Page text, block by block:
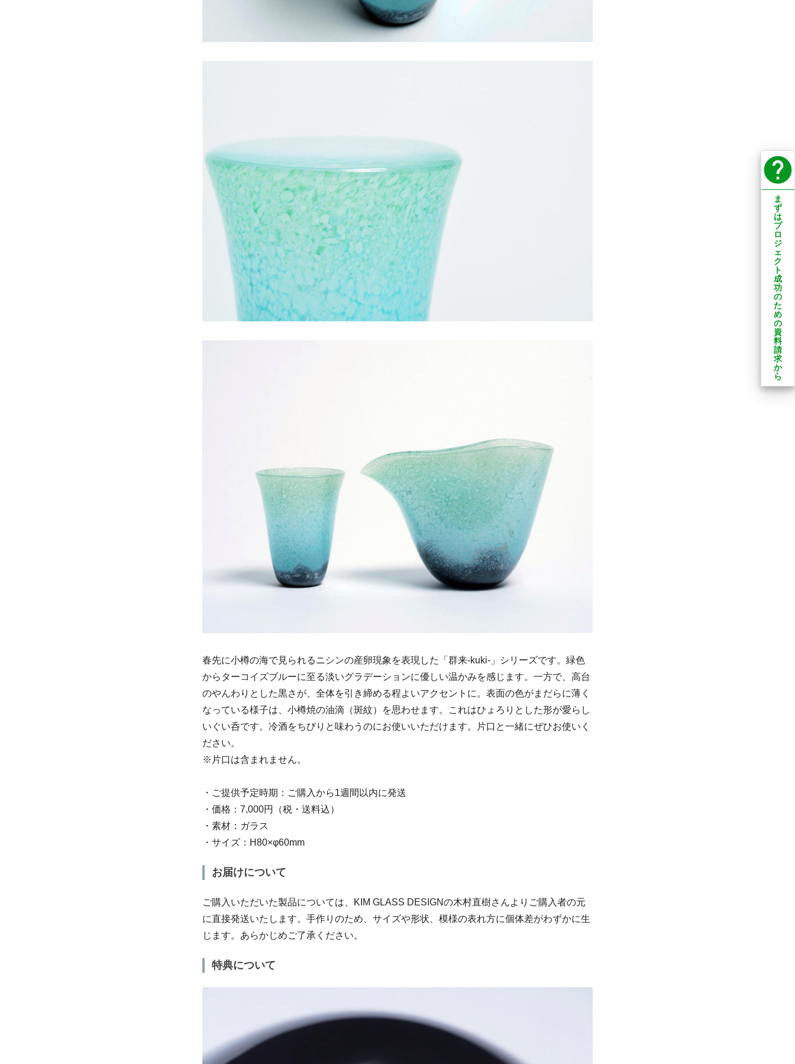
春先に小樽の海で見られるニシンの産卵現象を表現した「群来-kuki-」シリーズです。緑色
からターコイズブルーに至る淡いグラデーションに優しい温かみを感じます。一方で、高台
のやんわりとした黒さが、全体を引き締める程よいアクセントに。表面の色がまだらに薄く
なっている様子は、小樽焼の油滴（斑紋）を思わせます。これはひょろりとした形が愛らし
いぐい呑です。冷酒をちびりと味わうのにお使いいただけます。片口と一緒にぜひお使いく
ださい。
※片口は含まれません。
・ご提供予定時期：ご購入から1週間以内に発送
・価格：7,000円（税・送料込）
・素材：ガラス
・サイズ：H80×φ60mm
お届けについて
ご購入いただいた製品については、KIM GLASS DESIGNの木村直樹さんよりご購入者の元
に直接発送いたします。手作りのため、サイズや形状、模様の表れ方に個体差がわずかに生
じます。あらかじめご了承ください。
特典について
help
ま
ず
は
プ
ロ
ジ
ェ
ク
ト
成
功
の
た
め
の
資
料
請
求
か
ら